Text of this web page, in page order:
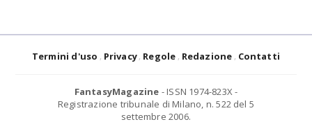
Termini d'uso Privacy Regole Redazione Contatti
FantasyMagazine - ISSN 1974-823X -
Registrazione tribunale di Milano, n. 522 del 5
settembre 2006.